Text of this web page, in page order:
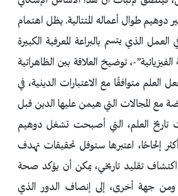
دوهيم طوال أعماله المتتالية. يظل اهتمام
الذي يتسم بالبراعة المعرفية الكبيرة
، توضيحَ العلاقة بين الظاهراتية
العلم متوافقًا مع الاعتبارات الدينية، في
مع المجالات التي هيمن عليها الدين قبل
تاريخ العلم، التي أصبحت تشغل دوهيم
إلحاحًا، اعتبرها ستوفل تحقيقات تهدف
تقليد تاريخي، يمكن أن يؤكد صحة
ومن جهة أخرى، إلى إنصاف الدور الذي